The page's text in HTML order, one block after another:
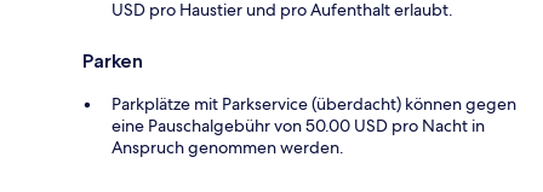
USD pro Haustier und pro Aufenthalt erlaubt.
Parken
Parkplätze mit Parkservice (überdacht) können gegen
eine Pauschalgebühr von 50.00 USD pro Nacht in
Anspruch genommen werden.